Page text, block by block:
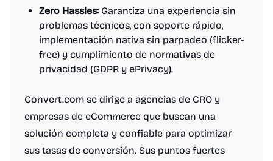
Zero Hassles:Garantiza una experiencia sin
problemas técnicos, con soporte rápido,
implementación nativa sin parpadeo (flicker-
free) y cumplimiento de normativas de
privacidad (GDPR y ePrivacy).
Convert.com se dirige a agencias de CRO y
empresas de eCommerce que buscan una
solución completa y confiable para optimizar
sus tasas de conversión. Sus puntos fuertes